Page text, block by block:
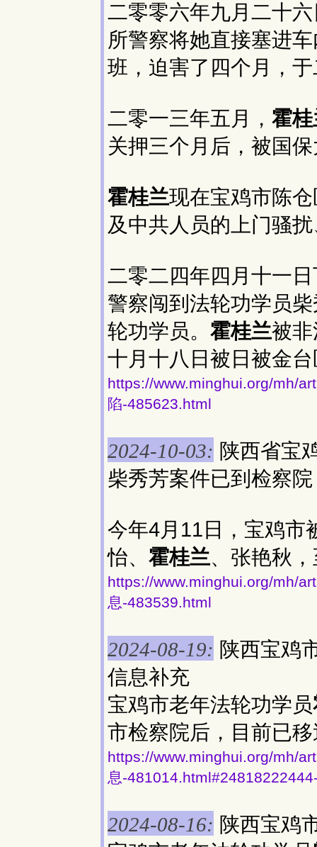
二零零六年九月二十
所警察将她直接塞进
班，迫害了四个月，
二零一三年五月， 霍
关押三个月后，被国
霍桂兰现在宝鸡市陈
及中共人员的上门骚
二零二四年四月十一
警察闯到法轮功学员
轮功学员。 霍桂兰被
十月十八日被日被金
https://www.minghui.org/mh/
陷-485623.html
2024-10-03: 陕西省宝
柴秀芳案件已到检察
今年4月11日，宝鸡市
怡、 霍桂兰、张艳秋
https://www.minghui.org/mh/
息-483539.html
2024-08-19: 陕西宝鸡
信息补充
宝鸡市老年法轮功学员
市检察院后，目前已
https://www.minghui.org/mh/
息-
2024-08-16: 陕西宝鸡